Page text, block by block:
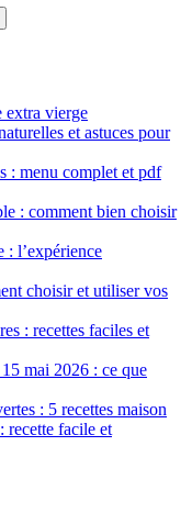
extra vierge
et astuces pour
: menu complet et pdf
: comment bien choisir
: l’expérience
choisir et utiliser vos
: recettes faciles et
mai 2026 : ce que
: 5 recettes maison
recette facile et